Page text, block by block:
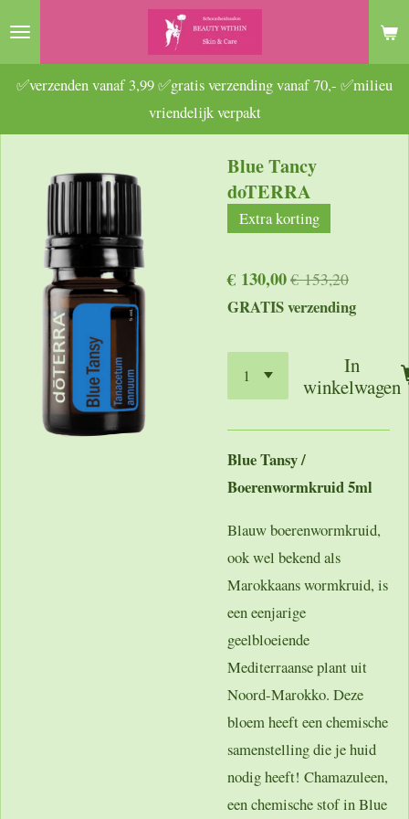
Ga
naar
hoofdinhoud
✅verzenden vanaf 3,99 ✅gratis verzending vanaf 70,- ✅milieu
vriendelijk verpakt
Blue Tancy
doTERRA
Extra korting
€ 130,00€ 153,20
GRATIS verzending
In
winkelwagen
Blue Tansy /
Boerenwormkruid 5ml
Blauw boerenwormkruid,
ook wel bekend als
Marokkaans wormkruid, is
een eenjarige
geelbloeiende
Mediterraanse plant uit
Noord-Marokko. Deze
bloem heeft een chemische
samenstelling die je huid
nodig heeft! Chamazuleen,
een chemische stof in Blue